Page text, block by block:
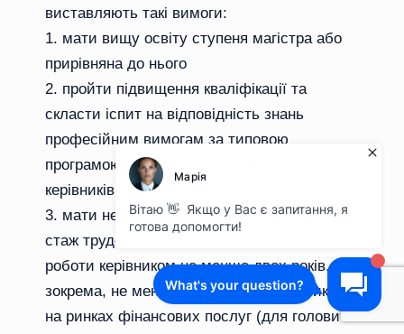
виставляють такі вимоги:
мати вищу освіту ступеня магістра або
прирівняна до нього
пройти підвищення кваліфікації та
скласти іспит на відповідність знань
професійним вимогам за типовою
програмою підвищення кваліфікації
керівників
мати не менше п’ятирічний загальний
стаж трудової діяльності, з якого стаж
роботи керівником не менше двох років,
зокрема, не менше одного року керівником
на ринках фінансових послуг (для голови